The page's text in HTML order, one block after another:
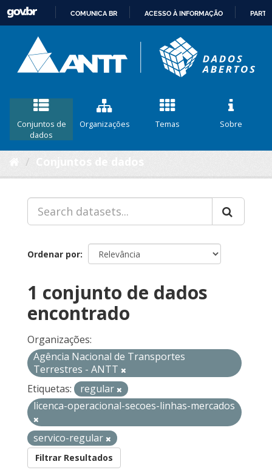
CONTEÚDO
COMUNICA BR ACESSO À INFORMAÇÃO
Conjuntos de
dados
Organizações Temas Sobre
Ordenar por
1 conjunto de dados
encontrado
Organizações:
Agência Nacional de Transportes
Terrestres - ANTT
Etiquetas:
regular
licenca-operacional-secoes-linhas-mercados
servico-regular
Filtrar Resultados